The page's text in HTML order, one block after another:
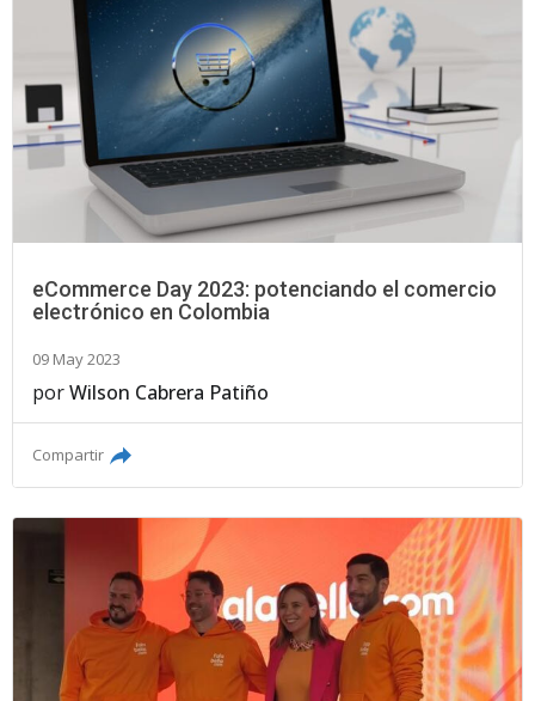
eCommerce Day 2023: potenciando el comercio
electrónico en Colombia
09 May 2023
porWilson Cabrera Patiño
Compartir